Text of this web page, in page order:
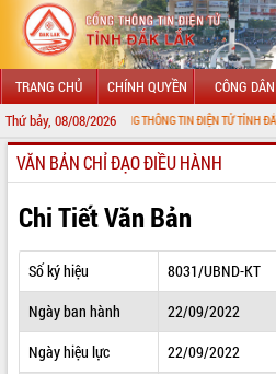
TRANG CHỦ CHÍNH QUYỀN CÔNG DÂN
Thứ bảy, 08/08/2026
ĐẾN VỚI CỔNG THÔNG TIN ĐIỆN TỬ TỈNH ĐẮK LẮK
GIỚI THIỆU
LÃNH ĐẠO UBND TỈNH
TIN TỨC SỰ KIỆN
SỞ, BAN, NGÀNH
VĂN BẢN CHỈ ĐẠO ĐIỀU HÀNH
Chi Tiết Văn Bản
Số ký hiệu
8031/UBND-KT
Ngày ban hành
22/09/2022
Ngày hiệu lực
22/09/2022